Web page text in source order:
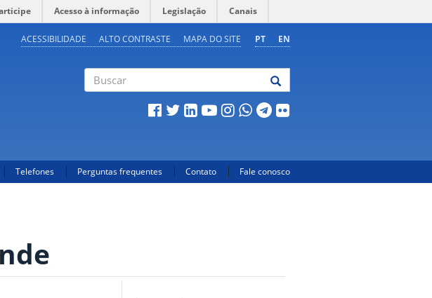
Acesso à informação Legislação Canais
PT EN
ACESSIBILIDADE ALTO CONTRASTE MAPA DO SITE
Telefones Perguntas frequentes Contato Fale conosco